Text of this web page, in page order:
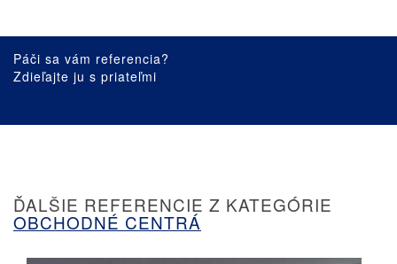
Páči sa vám referencia?
Zdieľajte ju s priateľmi
ĎALŠIE REFERENCIE Z KATEGÓRIE
OBCHODNÉ CENTRÁ